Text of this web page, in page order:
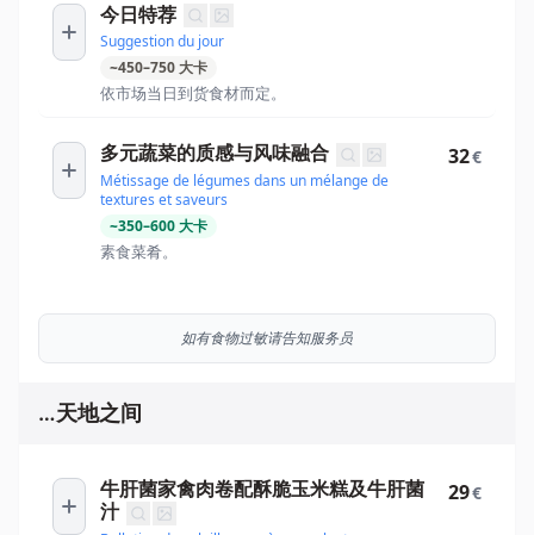
今日特荐
Suggestion du jour
~450–750大卡
依市场当日到货食材而定。
多元蔬菜的质感与风味融合
Métissage de légumes dans un mélange de
textures et saveurs
~350–600大卡
素食菜肴。
32€
如有食物过敏请告知服务员
…天地之间
牛肝菌家禽肉卷配酥脆玉米糕及牛肝菌
汁
29€